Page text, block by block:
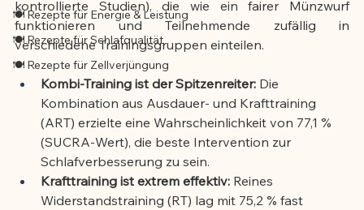
🍽️ Rezepte für Energie & Leistung
🍽️ Rezepte für Schlafqualität
🍽️ Rezepte für Zellverjüngung
kontrollierte Studien), die wie ein fairer Münzwurf
funktionieren und Teilnehmende zufällig in
verschiedene Trainingsgruppen einteilen.
Kombi-Training ist der Spitzenreiter: Die
Kombination aus Ausdauer- und Krafttraining
(ART) erzielte eine Wahrscheinlichkeit von 77,1 %
(SUCRA-Wert), die beste Intervention zur
Schlafverbesserung zu sein.
Krafttraining ist extrem effektiv: Reines
Widerstandstraining (RT) lag mit 75,2 % fast